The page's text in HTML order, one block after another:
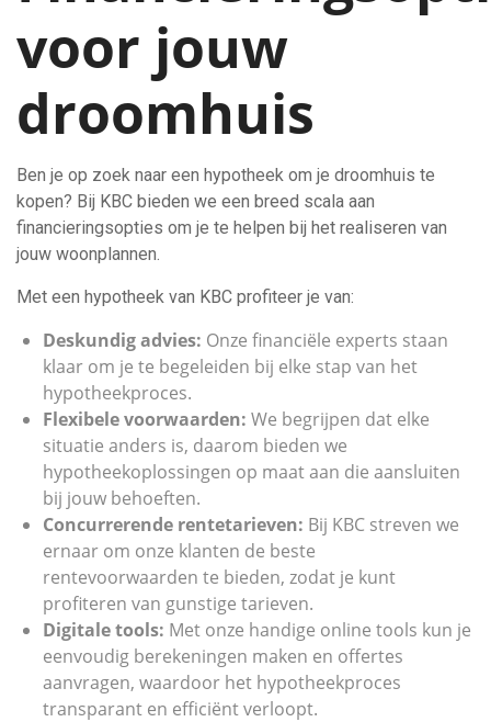
voor jouw
droomhuis
Ben je op zoek naar een hypotheek om je droomhuis te
kopen? Bij KBC bieden we een breed scala aan
financieringsopties om je te helpen bij het realiseren van
jouw woonplannen.
Met een hypotheek van KBC profiteer je van:
Deskundig advies: Onze financiële experts staan
klaar om je te begeleiden bij elke stap van het
hypotheekproces.
Flexibele voorwaarden: We begrijpen dat elke
situatie anders is, daarom bieden we
hypotheekoplossingen op maat aan die aansluiten
bij jouw behoeften.
Concurrerende rentetarieven: Bij KBC streven we
ernaar om onze klanten de beste
rentevoorwaarden te bieden, zodat je kunt
profiteren van gunstige tarieven.
Digitale tools: Met onze handige online tools kun je
eenvoudig berekeningen maken en offertes
aanvragen, waardoor het hypotheekproces
transparant en efficiënt verloopt.